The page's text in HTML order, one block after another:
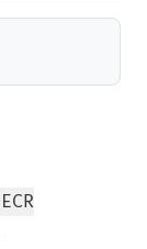
ECR